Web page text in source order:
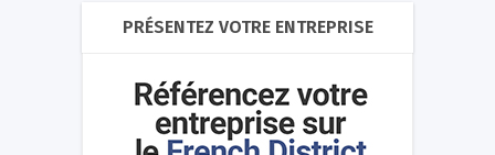
PRÉSENTEZ VOTRE ENTREPRISE